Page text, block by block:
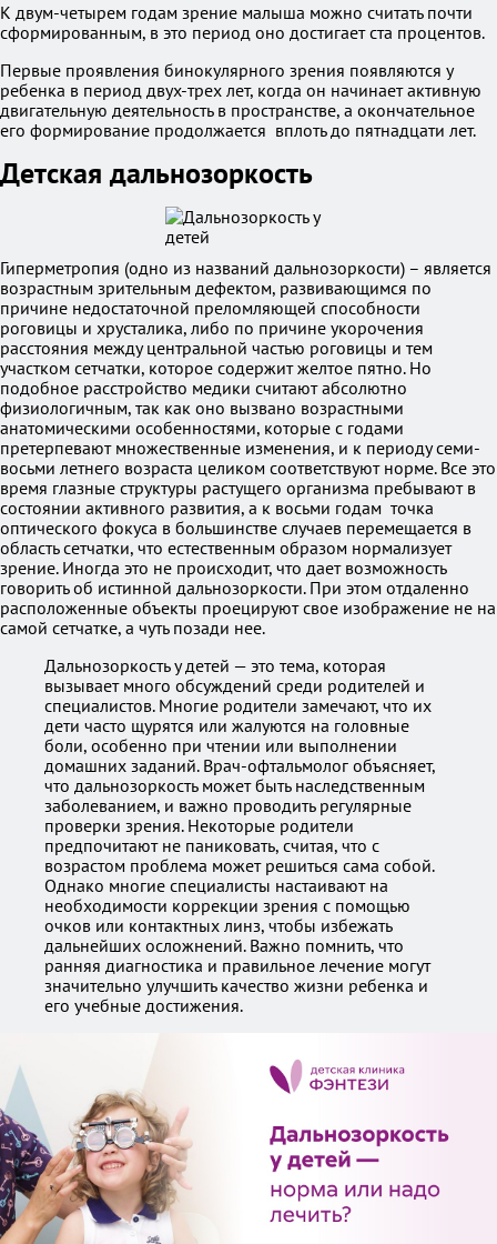
К двум-четырем годам зрение малыша можно считать почти
сформированным, в это период оно достигает ста процентов.
Первые проявления бинокулярного зрения появляются у
ребенка в период двух-трех лет, когда он начинает активную
двигательную деятельность в пространстве, а окончательное
его формирование продолжается вплоть до пятнадцати лет.
Детская дальнозоркость
Гиперметропия (одно из названий дальнозоркости) – является
возрастным зрительным дефектом, развивающимся по
причине недостаточной преломляющей способности
роговицы и хрусталика, либо по причине укорочения
расстояния между центральной частью роговицы и тем
участком сетчатки, которое содержит желтое пятно. Но
подобное расстройство медики считают абсолютно
физиологичным, так как оно вызвано возрастными
анатомическими особенностями, которые с годами
претерпевают множественные изменения, и к периоду семи-
восьми летнего возраста целиком соответствуют норме. Все это
время глазные структуры растущего организма пребывают в
состоянии активного развития, а к восьми годам точка
оптического фокуса в большинстве случаев перемещается в
область сетчатки, что естественным образом нормализует
зрение. Иногда это не происходит, что дает возможность
говорить об истинной дальнозоркости. При этом отдаленно
расположенные объекты проецируют свое изображение не на
самой сетчатке, а чуть позади нее.
Дальнозоркость у детей — это тема, которая
вызывает много обсуждений среди родителей и
специалистов. Многие родители замечают, что их
дети часто щурятся или жалуются на головные
боли, особенно при чтении или выполнении
домашних заданий. Врач-офтальмолог объясняет,
что дальнозоркость может быть наследственным
заболеванием, и важно проводить регулярные
проверки зрения. Некоторые родители
предпочитают не паниковать, считая, что с
возрастом проблема может решиться сама собой.
Однако многие специалисты настаивают на
необходимости коррекции зрения с помощью
очков или контактных линз, чтобы избежать
дальнейших осложнений. Важно помнить, что
ранняя диагностика и правильное лечение могут
значительно улучшить качество жизни ребенка и
его учебные достижения.